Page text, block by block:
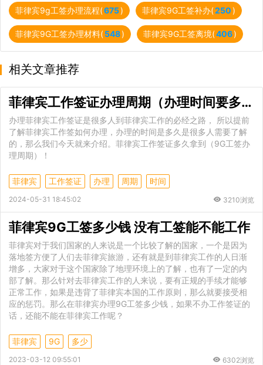
菲律宾9g工签办理流程(675) 菲律宾9G工签补办(250)
菲律宾9G工签办理材料(548) 菲律宾9G工签离境(406)
相关文章推荐
菲律宾工作签证办理周期（办理时间要多久呢）
​办理菲律宾工作签证是很多人到菲律宾工作的必经之路， 所以提前
了解菲律宾工作签如何办理，办理的时间是多久是很多人需要了解
的，那么我们今天就来介绍。菲律宾工作签证多久拿到（9G工签办
理周期）！
菲律宾 工作签证 办理 周期 时间
2024-05-31 18:45:02 3210浏览
菲律宾9G工签多少钱 没有工签能不能工作
菲律宾对于我们国家的人来说是一个比较了解的国家，一个是因为
落地签方便了人们去菲律宾旅游，还有就是到菲律宾工作的人日渐
增多，大家对于这个国家除了地理环境上的了解，也有了一定的内
部了解。那么针对去菲律宾工作的人来说，要有正规的手续才能够
正常工作，如果是违背了菲律宾本国的工作原则，那么就要接受相
应的惩罚。那么在菲律宾办理9G工签多少钱，如果不办工作签证的
话，还能不能在菲律宾工作呢？
菲律宾 9G 多少
2023-03-12 09:55:01 6302浏览